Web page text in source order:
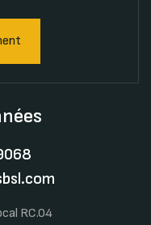
RC.04